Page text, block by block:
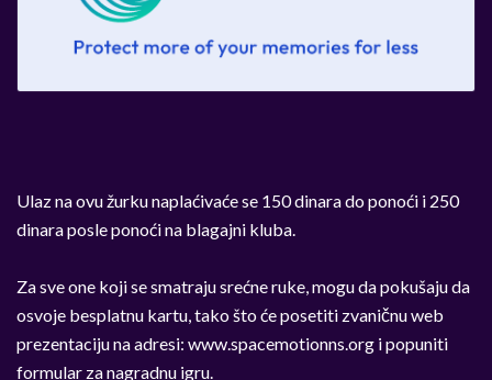
Ulaz na ovu žurku naplaćivaće se 150 dinara do ponoći i 250
dinara posle ponoći na blagajni kluba.
Za sve one koji se smatraju srećne ruke, mogu da pokušaju da
osvoje besplatnu kartu, tako što će posetiti zvaničnu web
prezentaciju na adresi: www.spacemotionns.org i popuniti
formular za nagradnu igru.